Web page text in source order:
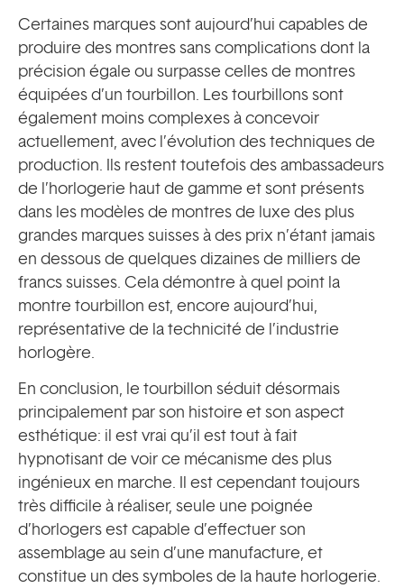
Certaines marques sont aujourd’hui capables de
produire des montres sans complications dont la
précision égale ou surpasse celles de montres
équipées d’un tourbillon. Les tourbillons sont
également moins complexes à concevoir
actuellement, avec l’évolution des techniques de
production. Ils restent toutefois des ambassadeurs
de l’horlogerie haut de gamme et sont présents
dans les modèles de montres de luxe des plus
grandes marques suisses à des prix n’étant jamais
en dessous de quelques dizaines de milliers de
francs suisses. Cela démontre à quel point la
montre tourbillon est, encore aujourd’hui,
représentative de la technicité de l’industrie
horlogère.
En conclusion, le tourbillon séduit désormais
principalement par son histoire et son aspect
esthétique: il est vrai qu’il est tout à fait
hypnotisant de voir ce mécanisme des plus
ingénieux en marche. Il est cependant toujours
très difficile à réaliser, seule une poignée
d’horlogers est capable d’effectuer son
assemblage au sein d’une manufacture, et
constitue un des symboles de la haute horlogerie.